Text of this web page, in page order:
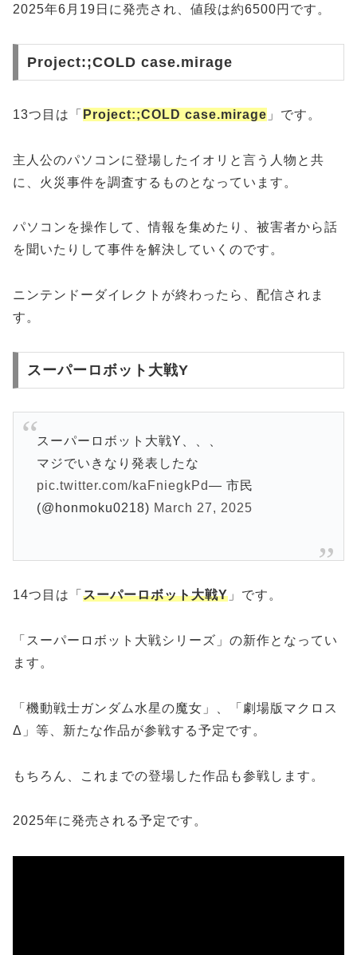
2025年6月19日に発売され、値段は約6500円です。
Project:;COLD case.mirage
13つ目は「 Project:;COLD case.mirage 」です。
主人公のパソコンに登場したイオリと言う人物と共
に、火災事件を調査するものとなっています。
パソコンを操作して、情報を集めたり、被害者から話
を聞いたりして事件を解決していくのです。
ニンテンドーダイレクトが終わったら、配信されま
す。
スーパーロボット大戦Y
スーパーロボット大戦Y、、、
マジでいきなり発表したな
pic.twitter.com/kaFniegkPd— 市民
(@honmoku0218) March 27, 2025
14つ目は「 スーパーロボット大戦Y 」です。
「スーパーロボット大戦シリーズ」の新作となってい
ます。
「機動戦士ガンダム水星の魔女」、「劇場版マクロス
Δ」等、新たな作品が参戦する予定です。
もちろん、これまでの登場した作品も参戦します。
2025年に発売される予定です。